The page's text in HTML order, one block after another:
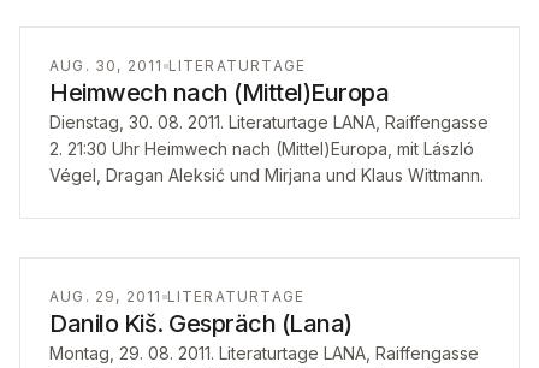
AUG. 30, 2011 LITERATURTAGE
Heimwech nach (Mittel)Europa
Dienstag, 30. 08. 2011. Literaturtage LANA, Raiffengasse
2. 21:30 Uhr Heimwech nach (Mittel)Europa, mit László
Végel, Dragan Aleksić und Mirjana und Klaus Wittmann.
AUG. 29, 2011 LITERATURTAGE
Danilo Kiš. Gespräch (Lana)
Montag, 29. 08. 2011. Literaturtage LANA, Raiffengasse